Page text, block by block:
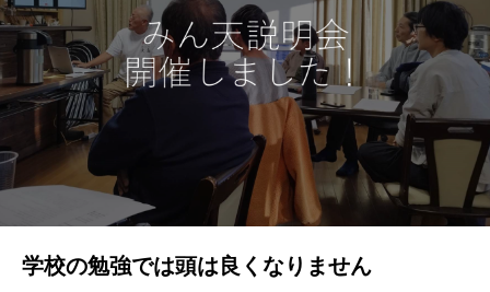
学校の勉強では頭は良くなりません